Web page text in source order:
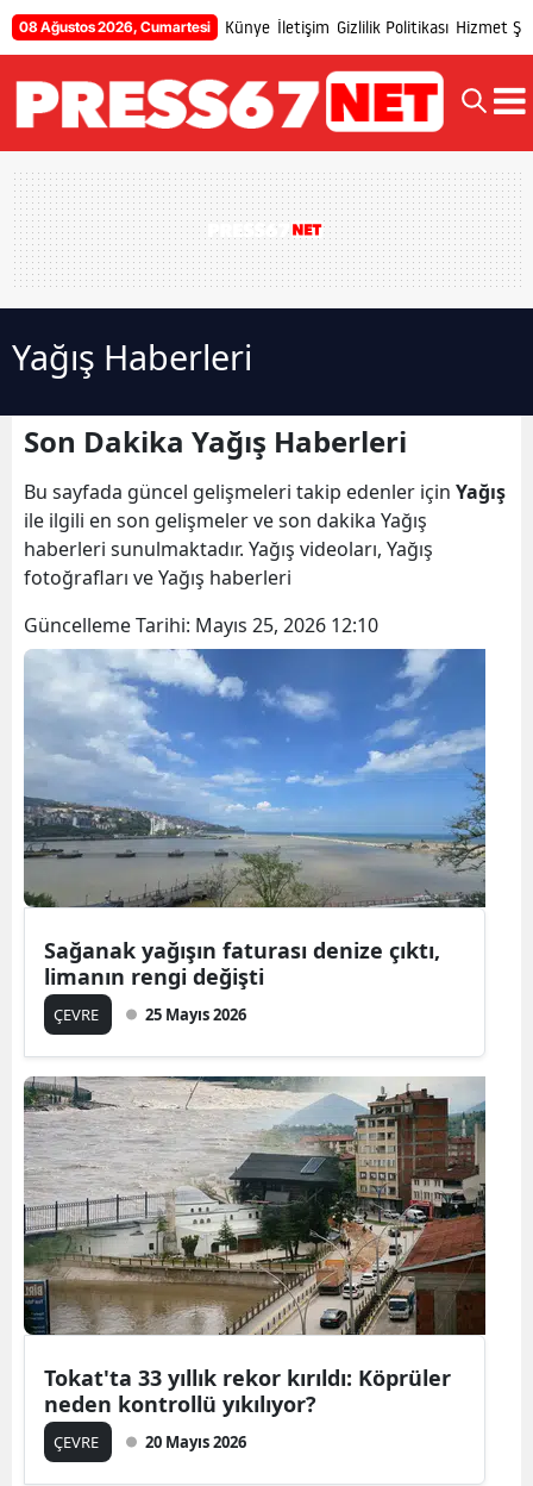
08 Ağustos 2026, Cumartesi Künye İletişim Gizlilik Politikası Hizmet
Yağış Haberleri
Son Dakika Yağış Haberleri
Bu sayfada güncel gelişmeleri takip edenler için Yağış
ile ilgili en son gelişmeler ve son dakika Yağış
haberleri sunulmaktadır. Yağış videoları, Yağış
fotoğrafları ve Yağış haberleri
Güncelleme Tarihi: Mayıs 25, 2026 12:10
Sağanak yağışın faturası denize çıktı,
limanın rengi değişti
ÇEVRE 25 Mayıs 2026
Tokat'ta 33 yıllık rekor kırıldı: Köprüler
neden kontrollü yıkılıyor?
ÇEVRE 20 Mayıs 2026